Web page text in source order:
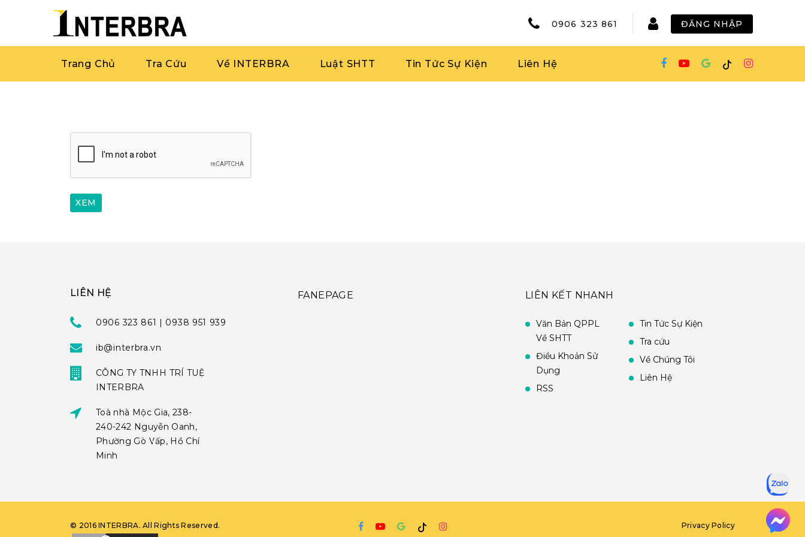
0906 323 861 ĐĂNG NHẬP
Trang Chủ Tra Cứu Về INTERBRA Luật SHTT Tin Tức Sự Kiện Liên Hệ
LIÊN HỆ
0906 323 861 | 0938 951 939
ib@interbra.vn
CÔNG TY TNHH TRÍ TUỆ
INTERBRA
Toà nhà Mộc Gia, 238-
240-242 Nguyễn Oanh,
Phường Gò Vấp, Hồ Chí
Minh
FANEPAGE LIÊN KẾT NHANH
Văn Bản QPPL
Về SHTT
Điều Khoản Sử
Dụng
RSS
Tin Tức Sự Kiện
Tra cứu
Về Chúng Tôi
Liên Hệ
© 2016 INTERBRA. All Rights Reserved. Privacy Policy